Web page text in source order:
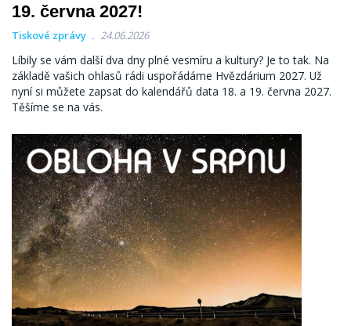
19. června 2027!
Tiskové zprávy 24.06.2026
Líbily se vám další dva dny plné vesmíru a kultury? Je to tak. Na
základě vašich ohlasů rádi uspořádáme Hvězdárium 2027. Už
nyní si můžete zapsat do kalendářů data 18. a 19. června 2027.
Těšíme se na vás.